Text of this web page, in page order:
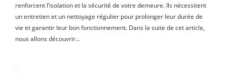
renforcent l’isolation et la sécurité de votre demeure. Ils nécessitent
un entretien et un nettoyage régulier pour prolonger leur durée de
vie et garantir leur bon fonctionnement. Dans la suite de cet article,
nous allons découvrir…